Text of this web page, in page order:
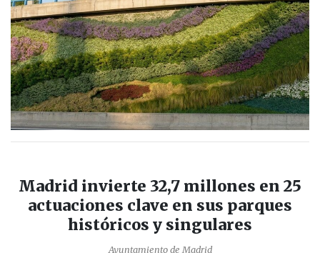
Madrid invierte 32,7 millones en 25
actuaciones clave en sus parques
históricos y singulares
Ayuntamiento de Madrid